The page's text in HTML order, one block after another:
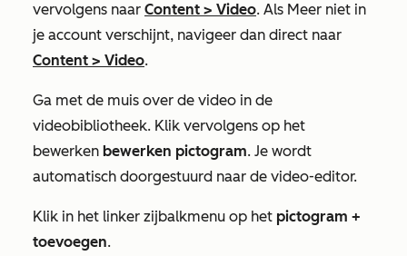
vervolgens naar Content > Video. Als Meer niet in
je account verschijnt, navigeer dan direct naar
Content > Video.
Ga met de muis over de video in de
videobibliotheek. Klik vervolgens op het
bewerken bewerken pictogram. Je wordt
automatisch doorgestuurd naar de video-editor.
Klik in het linker zijbalkmenu op het pictogram +
toevoegen.